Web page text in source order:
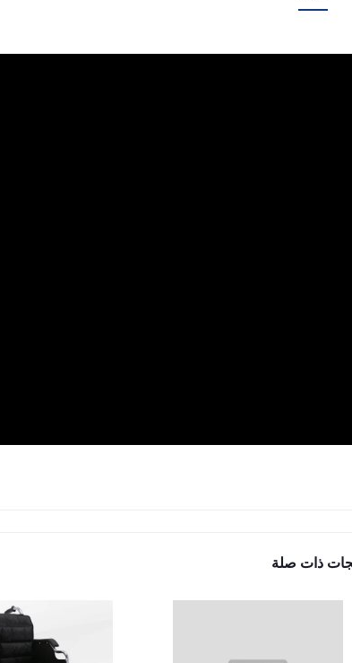
ذات صلة